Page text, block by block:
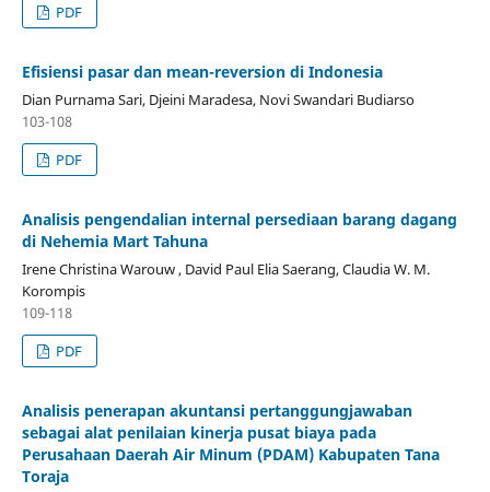
PDF
Efisiensi pasar dan mean-reversion di Indonesia
Dian Purnama Sari, Djeini Maradesa, Novi Swandari Budiarso
103-108
PDF
Analisis pengendalian internal persediaan barang dagang
di Nehemia Mart Tahuna
Irene Christina Warouw , David Paul Elia Saerang, Claudia W. M.
Korompis
109-118
PDF
Analisis penerapan akuntansi pertanggungjawaban
sebagai alat penilaian kinerja pusat biaya pada
Perusahaan Daerah Air Minum (PDAM) Kabupaten Tana
Toraja